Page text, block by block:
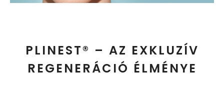
PLINEST® – AZ EXKLUZÍV
REGENERÁCIÓ ÉLMÉNYE